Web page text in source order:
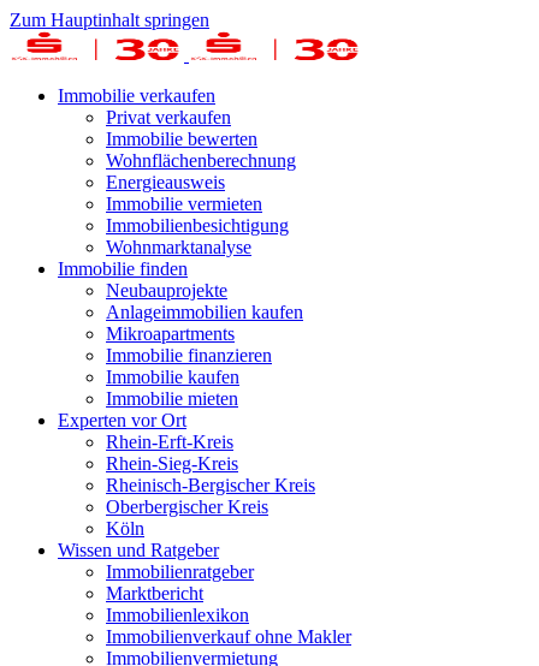
Zum Hauptinhalt springen
Immobilie verkaufen
Privat verkaufen
Immobilie bewerten
Wohnflächenberechnung
Energieausweis
Immobilie vermieten
Immobilienbesichtigung
Wohnmarktanalyse
Immobilie finden
Neubauprojekte
Anlageimmobilien kaufen
Mikroapartments
Immobilie finanzieren
Immobilie kaufen
Immobilie mieten
Experten vor Ort
Rhein-Erft-Kreis
Rhein-Sieg-Kreis
Rheinisch-Bergischer Kreis
Oberbergischer Kreis
Köln
Wissen und Ratgeber
Immobilienratgeber
Marktbericht
Immobilienlexikon
Immobilienverkauf ohne Makler
Immobilienvermietung